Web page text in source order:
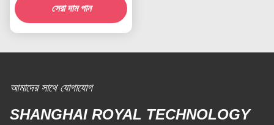
আবরণ
সেরা দাম পান
আমাদের সাথে যোগাযোগ
SHANGHAI ROYAL TECHNOLOGY